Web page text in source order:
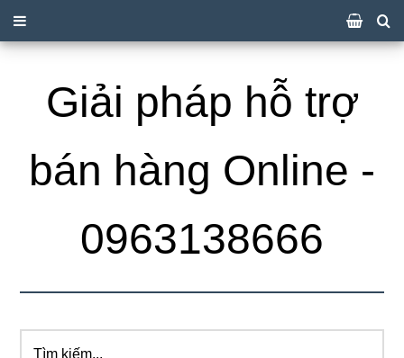
Giải pháp hỗ trợ
bán hàng Online -
0963138666